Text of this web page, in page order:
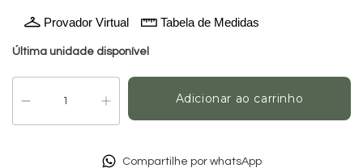
Provador Virtual Tabela de Medidas
Última unidade disponível
Compartilhe por whatsApp